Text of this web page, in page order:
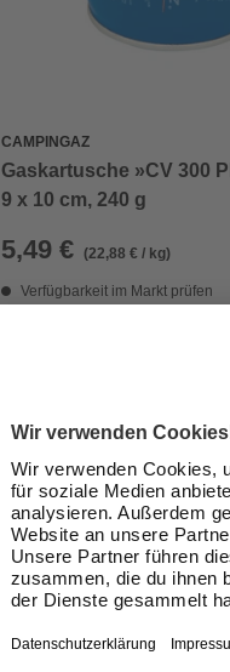
CAMPINGAZ
Gaskartusche »CV 300
9 x 10 cm, 240 g
5,49 € (22,88 € / kg)
Verfügbarkeit im Markt prüfen
&